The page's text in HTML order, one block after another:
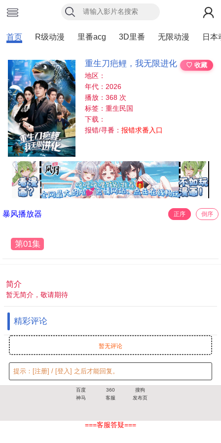
首页 R级动漫 里番acg 3D里番 无限动漫 日本
重生刀疤鲤，我无限进化
♡ 收藏
地区：
年代：2026
播放：368 次
标签：重生民国
下载：
报错/寻番：报错求番入口
暴风播放器 正序 倒序
第01集
简介
暂无简介，敬请期待
精彩评论
暂无评论
提示： [注册] / [登入] 之后才能回复。
百度 360
搜狗
神马
客服 发布页
===客服答疑===